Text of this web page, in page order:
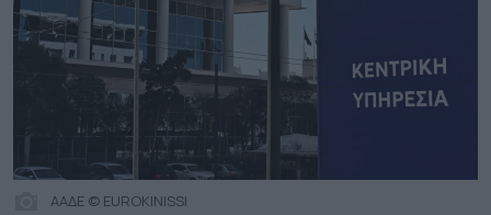
ΑΑΔΕ © EUROKINISSI